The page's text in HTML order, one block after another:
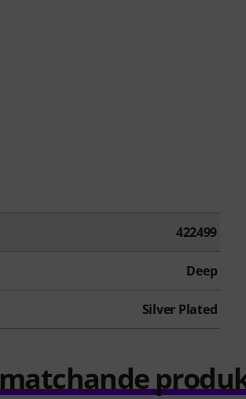
422499
Deep
Silver Plated